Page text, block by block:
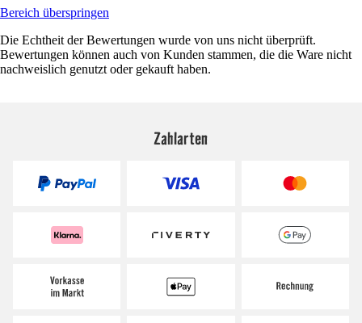
Bereich überspringen
Die Echtheit der Bewertungen wurde von uns nicht überprüft.
Bewertungen können auch von Kunden stammen, die die Ware nicht
nachweislich genutzt oder gekauft haben.
Zahlarten